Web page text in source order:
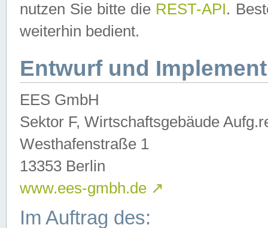
nutzen Sie bitte die REST-API.
weiterhin bedient.
Entwurf und
EES GmbH
Sektor F, Wirtschaftsgebäude
Westhafenstraße 1
13353 Berlin
www.ees-gmbh.de ↗
Im Auftrag des: